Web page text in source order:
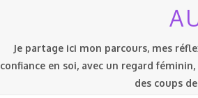
Je partage ici mon parcours, mes
confiance en soi, avec un regard
des coups